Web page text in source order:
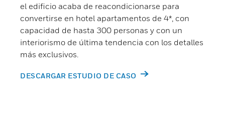
el edificio acaba de reacondicionarse para
convertirse en hotel apartamentos de 4*, con
capacidad de hasta 300 personas y con un
interiorismo de última tendencia con los detalles
más exclusivos.
DESCARGAR ESTUDIO DE CASO